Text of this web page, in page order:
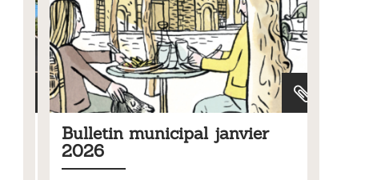
Bulletin municipal janvier
2026